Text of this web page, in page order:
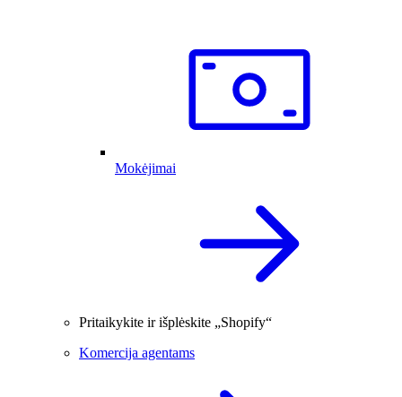
Mokėjimai
Pritaikykite ir išplėskite „Shopify“
Komercija agentams